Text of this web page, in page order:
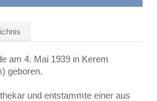
am 4. Mai 1939 in Kerem
geboren.
und entstammte einer aus